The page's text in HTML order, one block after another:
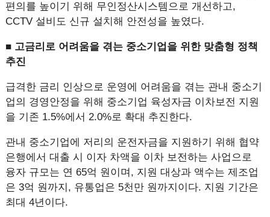
편의를 높이기 위해 무인정산시스템으로 개선하고,
CCTV 설비도 신규 설치해 안전성을 높였다.
■ 고금리로 어려움을 겪는 중소기업을 위한 맞춤형 정책
추진
급격한 금리 인상으로 운영에 어려움을 겪는 관내 중소기
업의 경영안정을 위해 중소기업 육성자금 이차보전 지원
을 기존 1.5%에서 2.0%로 확대 추진한다.
관내 중소기업에 저리의 운전자금을 지원하기 위해 협약
은행에서 대출 시 이자 차액을 이차 보전하는 사업으로
융자 규모는 연 65억 원이며, 지원 대상과 액수는 제조업
은 3억 원까지, 유통업은 5천만 원까지이다. 지원 기간은
최대 4년이다.